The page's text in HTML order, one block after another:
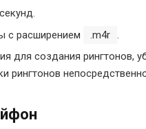
с расширением
.m4r
для создания рингтонов,
рингтонов